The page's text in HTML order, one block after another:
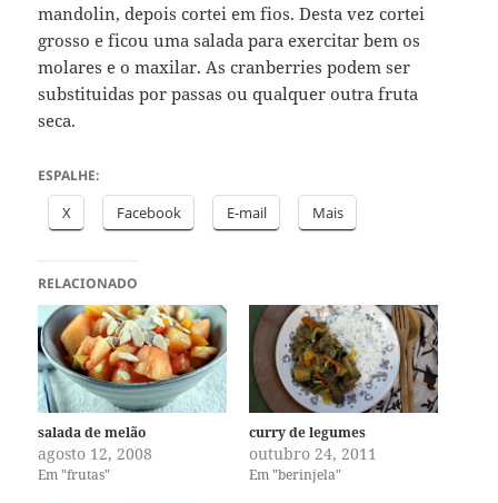
mandolin, depois cortei em fios. Desta vez cortei
grosso e ficou uma salada para exercitar bem os
molares e o maxilar. As cranberries podem ser
substituidas por passas ou qualquer outra fruta
seca.
ESPALHE:
X Facebook E-mail Mais
RELACIONADO
salada de melão
agosto 12, 2008
Em "frutas"
curry de legumes
outubro 24, 2011
Em "berinjela"